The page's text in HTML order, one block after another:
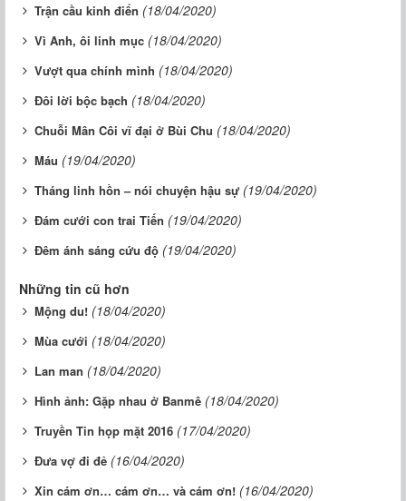
Trận cầu kinh điển (18/04/2020)
Vì Anh, ôi linh mục (18/04/2020)
Vượt qua chính mình (18/04/2020)
Đôi lời bộc bạch (18/04/2020)
Chuỗi Mân Côi vĩ đại ở Bùi Chu (18/04/2020)
Máu (19/04/2020)
Tháng linh hồn – nói chuyện hậu sự (19/04/2020)
Đám cưới con trai Tiến (19/04/2020)
Đêm ánh sáng cứu độ (19/04/2020)
Những tin cũ hơn
Mộng du! (18/04/2020)
Mùa cưới (18/04/2020)
Lan man (18/04/2020)
Hình ảnh: Gặp nhau ở Banmê (18/04/2020)
Truyền Tin họp mặt 2016 (17/04/2020)
Đưa vợ đi đẻ (16/04/2020)
Xin cám ơn… cám ơn… và cám ơn! (16/04/2020)